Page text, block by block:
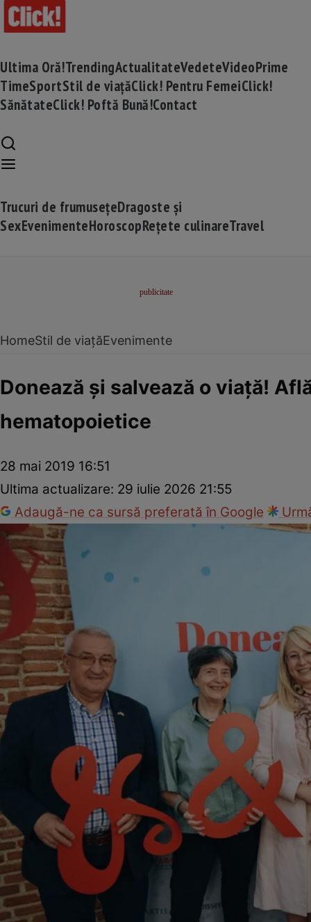
Ultima Oră!TrendingActualitateVedeteVideoPrime
TimeSportStil de viațăClick! Pentru FemeiClick!
SănătateClick! Poftă Bună!Contact
Trucuri de frumusețeDragoste și
SexEvenimenteHoroscopRețete culinareTravel
HomeStil de viațăEvenimente
Donează şi salvează o viaţă!
hematopoietice
28 mai 2019 16:51
Ultima actualizare: 29 iulie 2026 21:55
Adaugă-ne ca sursă preferată în Google